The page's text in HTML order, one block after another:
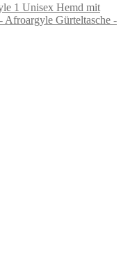
Unisex Hemd mit
Gürteltasche -